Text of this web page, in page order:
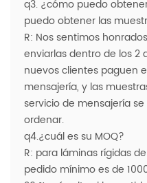
q3. ¿cómo puedo
puedo obtener las
R: Nos sentimos
enviarlas dentro de los 2
nuevos clientes paguen
mensajería, y las
servicio de mensajería
ordenar.
q4.¿cuál es su MOQ?
R: para láminas rígidas
pedido mínimo es de